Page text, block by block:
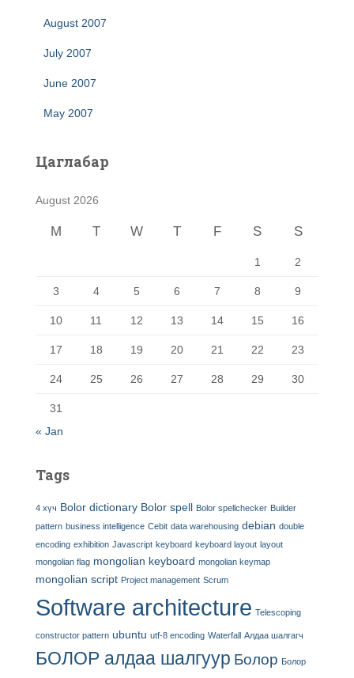
August 2007
July 2007
June 2007
May 2007
Цаглабар
August 2026
M T W T F S S
1 2
3 4 5 6 7 8 9
10 11 12 13 14 15 16
17 18 19 20 21 22 23
24 25 26 27 28 29 30
31
« Jan
Tags
4 хүч Bolor dictionary Bolor spell Bolor spellchecker Builder
pattern business intelligence Cebit data warehousing debian double
encoding exhibition Javascript keyboard keyboard layout layout
mongolian flag mongolian keyboard mongolian keymap
mongolian script Project management Scrum
Software architecture Telescoping
constructor pattern ubuntu utf-8 encoding Waterfall Алдаа шалгагч
БОЛОР алдаа шалгуур Болор Болор